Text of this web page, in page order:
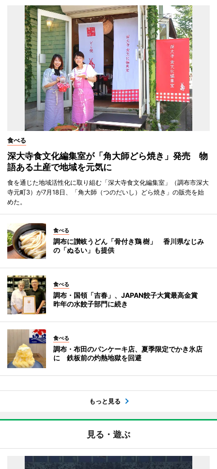
食べる
深大寺食文化編集室が「角大師どら焼き」発売 物
語ある土産で地域を元気に
食を通じた地域活性化に取り組む「深大寺食文化編集室」（調布市深大
寺元町3）が7月18日、「角大師（つのだいし）どら焼き」の販売を始
めた。
食べる
調布に讃岐うどん「骨付き鶏 樹」 香川県なじみ
の「ぬるい」も提供
食べる
調布・国領「吉春」、JAPAN餃子大賞最高金賞
昨年の水餃子部門に続き
食べる
調布・布田のパンケーキ店、夏季限定でかき氷店
に 鉄板前の灼熱地獄を回避
もっと見る
見る・遊ぶ